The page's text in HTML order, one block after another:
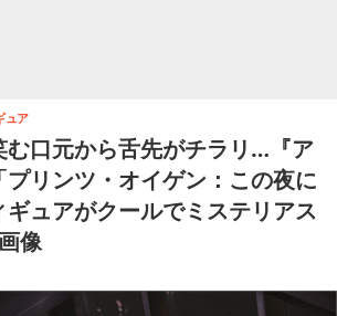
む口元から舌先がチラリ…『ア
リンツ・オイゲン：この夜に
ュアがクールでミステリアス
像
ュア